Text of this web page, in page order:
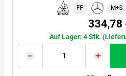
FP M+S
334,78
Auf Lager: 4 Stk.